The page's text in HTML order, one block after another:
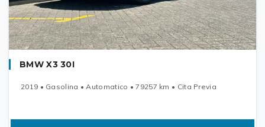
BMW X3 30I
2019 • Gasolina • Automatico • 79257 km • Cita Previa